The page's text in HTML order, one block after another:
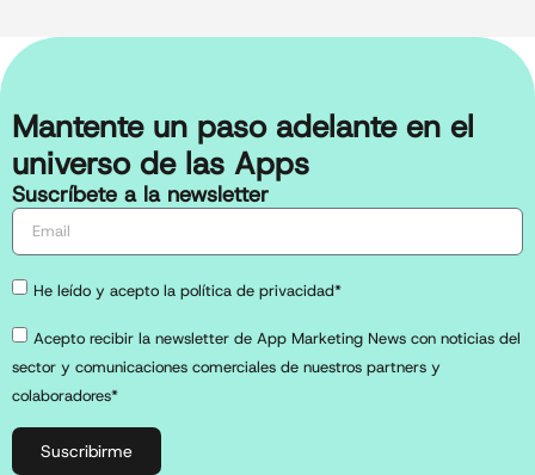
Mantente un paso adelante en el
universo de las Apps
Suscríbete a la newsletter
He leído y acepto la política de privacidad*
Acepto recibir la newsletter de App Marketing News con noticias del
sector y comunicaciones comerciales de nuestros partners y
colaboradores*
Suscribirme